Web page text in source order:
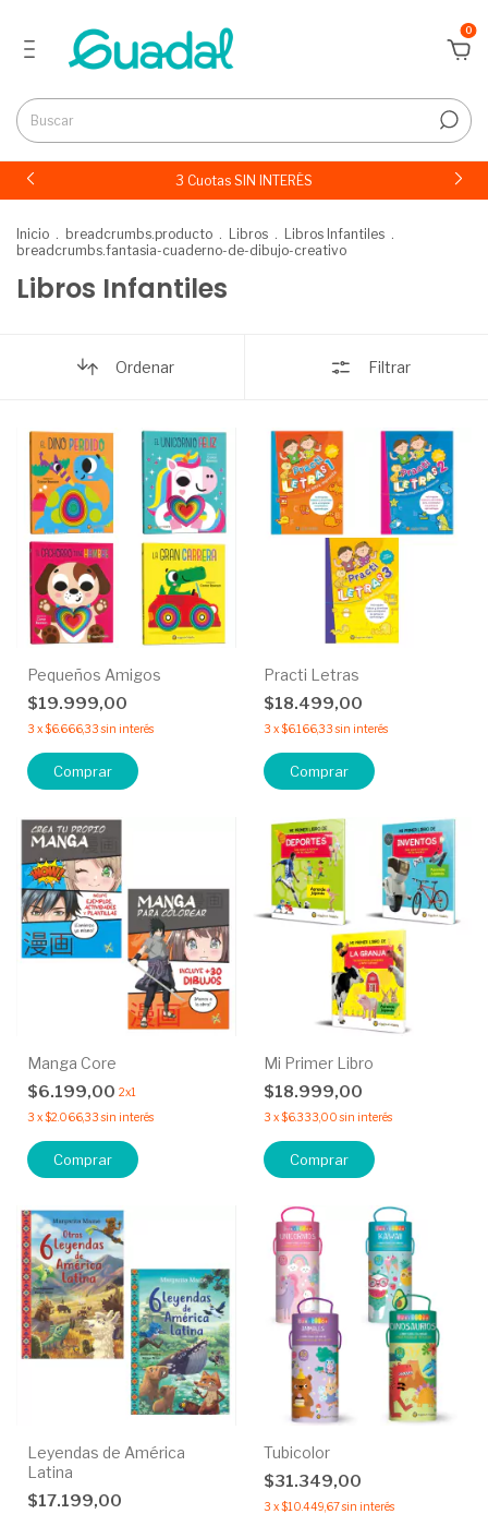
0
3 Cuotas SIN INTERÉS
Inicio . breadcrumbs.producto . Libros . Libros Infantiles .
breadcrumbs.fantasia-cuaderno-de-dibujo-creativo
Libros Infantiles
Ordenar Filtrar
Pequeños Amigos
$19.999,00
3 x$6.666,33 sin interés
Comprar
Practi Letras
$18.499,00
3 x$6.166,33 sin interés
Comprar
Manga Core
$6.199,00 2x1
3 x$2.066,33 sin interés
Comprar
Mi Primer Libro
$18.999,00
3 x$6.333,00 sin interés
Comprar
Leyendas de América
Latina
$17.199,00
Tubicolor
$31.349,00
3 x$10.449,67sin interés